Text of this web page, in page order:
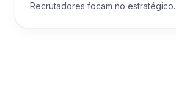
Recrutadores focam no estratégico.